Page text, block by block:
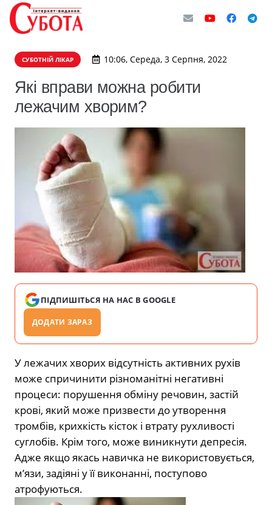
СУБОТНІЙ ЛІКАР 10:06, Середа, 3 Серпня, 2022
Які вправи можна робити
лежачим хворим?
ПІДПИШІТЬСЯ НА НАС В GOOGLE
ДОДАТИ ЗАРАЗ
У лежачих хворих відсутність активних рухів
може спричинити різноманітні негативні
процеси: порушення обміну речовин, застій
крові, який може призвести до утворення
тромбів, крихкість кісток і втрату рухливості
суглобів. Крім того, може виникнути депресія.
Адже якщо якась навичка не використовується,
м’язи, задіяні у її виконанні, поступово
атрофуються.